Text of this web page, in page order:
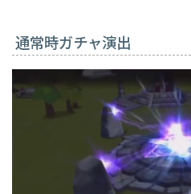
通常時ガチャ演出